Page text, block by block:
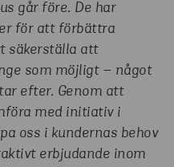
går före. De har
för att förbättra
säkerställa att
som möjligt – något
efter. Genom att
med initiativ i
oss i kundernas behov
erbjudande inom